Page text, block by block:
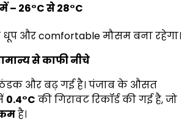
में– 26°Cसे28°C
धूप और comfortable मौसम बना रहेगा।
से काफी नीचे
ठंडक और बढ़ गई है। पंजाब के औसत
0.4°C की गिरावट रिकॉर्ड की गई है, जो
है।